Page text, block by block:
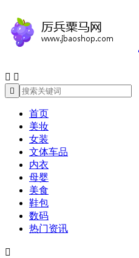
 

首页
美妆
女装
文体车品
内衣
母婴
美食
鞋包
数码
热门资讯
